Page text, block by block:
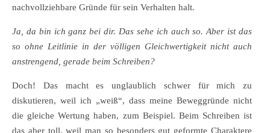
nachvollziehbare Gründe für sein Verhalten halt.
Ja, da bin ich ganz bei dir. Das sehe ich auch so. Aber ist das
so ohne Leitlinie in der völligen Gleichwertigkeit nicht auch
anstrengend, gerade beim Schreiben?
Doch! Das macht es unglaublich schwer für mich zu
diskutieren, weil ich „weiß“, dass meine Beweggründe nicht
die gleiche Wertung haben, zum Beispiel. Beim Schreiben ist
das aber toll, weil man so besonders gut geformte Charaktere